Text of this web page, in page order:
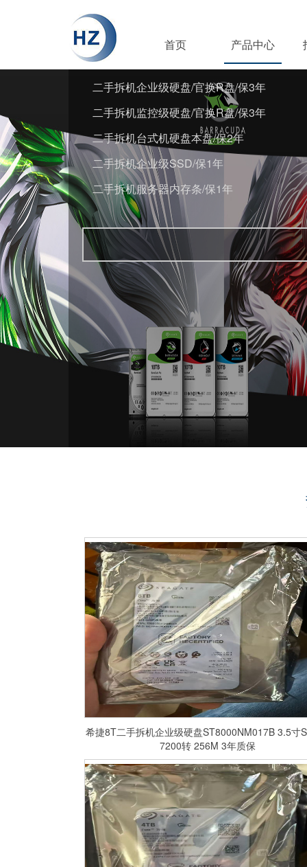
首页 产品中心
二手拆机企业级硬盘/官换R盘/保3年
二手拆机监控级硬盘/官换R盘/保3年
二手拆机台式机硬盘本盘/保2年
二手拆机企业级SSD/保1年
二手拆机服务器内存条/保1年
希捷8T二手拆机企业级硬盘ST8000NM017B 3.5寸
7200转 256M 3年质保